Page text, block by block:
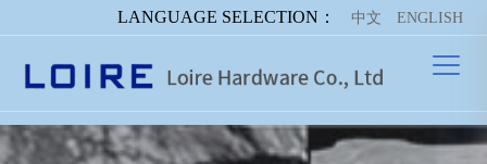
LANGUAGE SELECTION： 中文 ENGLISH